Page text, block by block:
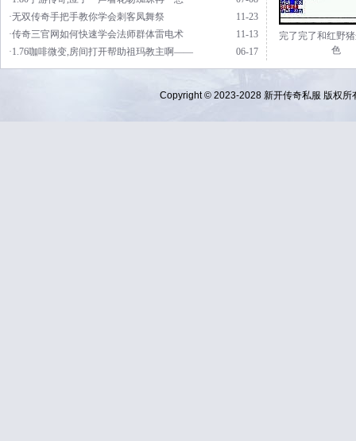
11-23
·无双传奇手把手教你学会刺客凤舞祭
11-13
·传奇三官网如何快速学会法师群体雷电术
06-17
·1.76咖啡微变,房间打开帮助祖玛教主啊——
完了完了和红野
色
Copyright © 2023-2028 新开传奇私服 版权所